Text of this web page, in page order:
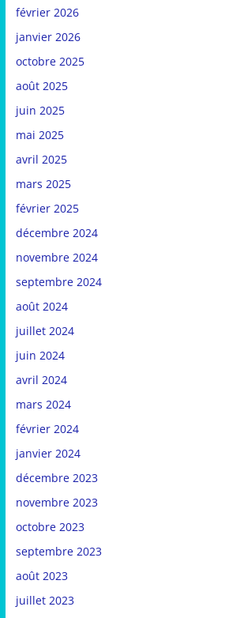
février 2026
janvier 2026
octobre 2025
août 2025
juin 2025
mai 2025
avril 2025
mars 2025
février 2025
décembre 2024
novembre 2024
septembre 2024
août 2024
juillet 2024
juin 2024
avril 2024
mars 2024
février 2024
janvier 2024
décembre 2023
novembre 2023
octobre 2023
septembre 2023
août 2023
juillet 2023